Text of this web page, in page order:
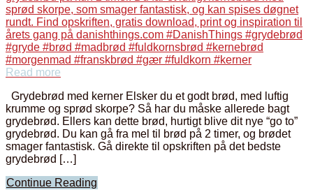
Read more
Grydebrød med kerner Elsker du et godt brød, med luftig
krumme og sprød skorpe? Så har du måske allerede bagt
grydebrød. Ellers kan dette brød, hurtigt blive dit nye “go to”
grydebrød. Du kan gå fra mel til brød på 2 timer, og brødet
smager fantastisk. Gå direkte til opskriften på det bedste
grydebrød […]
Continue Reading